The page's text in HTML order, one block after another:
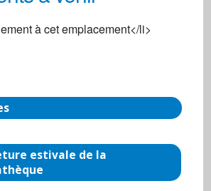
la gare - Arnay Le Duc
à cet emplacement</li>
estivale de la